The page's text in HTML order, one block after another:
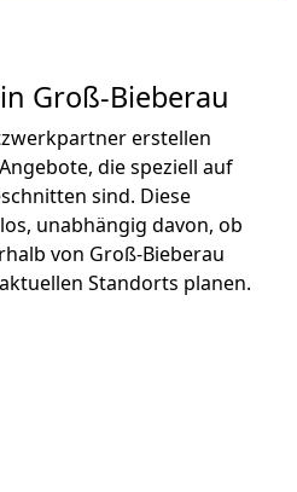
Groß-Bieberau
erstellen
die speziell auf
sind. Diese
unabhängig davon, ob
von Groß-Bieberau
Standorts planen.